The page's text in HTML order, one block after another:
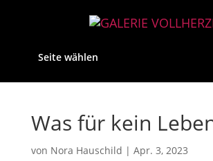
Seite wählen
Was für kein
von Nora Hauschild | Apr. 3, 2023